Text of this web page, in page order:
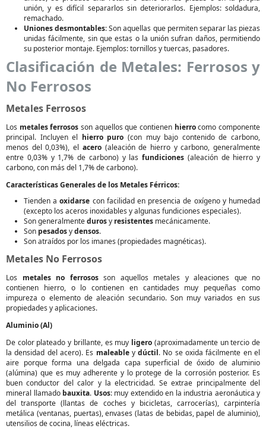
unión, y es difícil separarlos sin deteriorarlos. Ejemplos: soldadura,
remachado.
Uniones desmontables: Son aquellas que permiten separar las piezas
unidas fácilmente, sin que estas o la unión sufran daños, permitiendo
su posterior montaje. Ejemplos: tornillos y tuercas, pasadores.
Clasificación de Metales: Ferrosos y
No Ferrosos
Metales Ferrosos
Los metales ferrosos son aquellos que contienen hierrocomo componente
principal. Incluyen el hierro puro (con muy bajo contenido de carbono,
menos del 0,03%), el acero(aleación de hierro y carbono, generalmente
entre 0,03% y 1,7% de carbono) y las fundiciones (aleación de hierro y
carbono, con más del 1,7% de carbono).
Características Generales de los Metales Férricos:
Tienden aoxidarse con facilidad en presencia de oxígeno y humedad
(excepto los aceros inoxidables y algunas fundiciones especiales).
Son generalmentedurosy resistentes mecánicamente.
Son pesadosydensos.
Son atraídos por los imanes (propiedades magnéticas).
Metales No Ferrosos
Los metales no ferrososson aquellos metales y aleaciones que no
contienen hierro, o lo contienen en cantidades muy pequeñas como
impureza o elemento de aleación secundario. Son muy variados en sus
propiedades y aplicaciones.
Aluminio (Al)
De color plateado y brillante, es muy ligero (aproximadamente un tercio de
la densidad del acero). Es maleableydúctil. No se oxida fácilmente en el
aire porque forma una delgada capa superficial de óxido de aluminio
(alúmina) que es muy adherente y lo protege de la corrosión posterior. Es
buen conductor del calor y la electricidad. Se extrae principalmente del
mineral llamado bauxita. Usos: muy extendido en la industria aeronáutica y
del transporte (llantas de coches y bicicletas, carrocerías), carpintería
metálica (ventanas, puertas), envases (latas de bebidas, papel de aluminio),
utensilios de cocina, líneas eléctricas.